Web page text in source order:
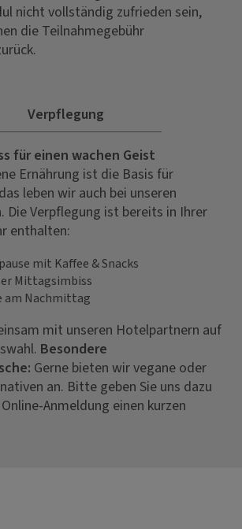
nicht vollständig zufrieden sein,
die Teilnahmegebühr
Verpflegung
für einen wachen Geist
Ernährung ist die Basis für
leben wir auch bei unseren
Die Verpflegung ist bereits in Ihrer
enthalten:
mit Kaffee & Snacks
Mittagsimbiss
am Nachmittag
mit unseren Hotelpartnern auf
Besondere
Gerne bieten wir vegane oder
an. Bitte geben Sie uns dazu
Anmeldung einen kurzen